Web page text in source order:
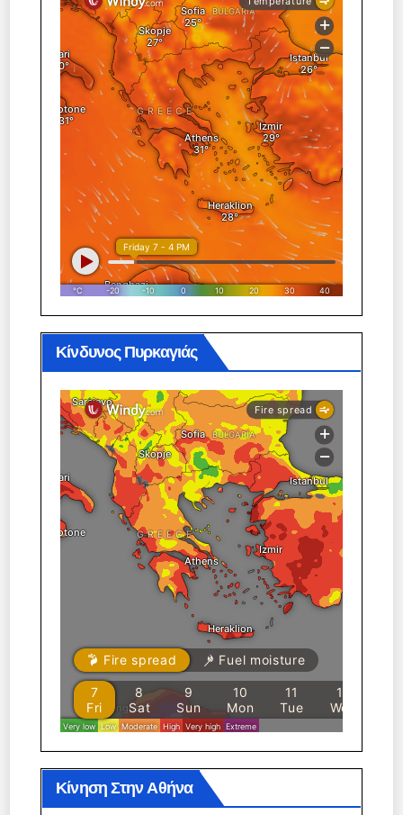
Κίνδυνος Πυρκαγιάς
Κίνηση Στην Αθήνα